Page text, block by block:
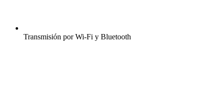
Transmisión por Wi-Fi y Bluetooth